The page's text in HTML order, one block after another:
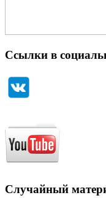
Ссылки в
Случайный